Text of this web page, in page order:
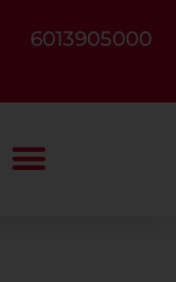
6013905000